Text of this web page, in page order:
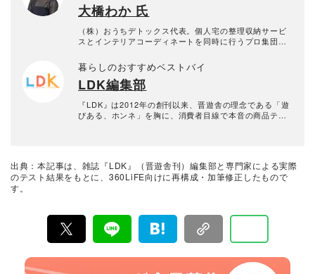
大橋わか 氏
（株）おうちデトックス代表。個人宅の整理収納サービ
スとインテリアコーディネートを同時に行うプロ集団。
者。年間約1000回以上のお片づけに悩む個人宅の整理収
納サービス実績あり。
暮らしのおすすめベストバイ
LDK編集部
『LDK』は2012年の創刊以来、晋遊舎の理念である「遊
びある、ホンネ」を胸に、消費者目線で本音の商品テス
て見つけた「本当に良いもの」と「お役立ち情報」を厳
選してあなたにお届け。編集長・高橋咲彩を中心に、11
出典：本記事は、雑誌『LDK』（晋遊舎刊）編集部と専門家による実際
のテスト結果をもとに、360LiFE向けに再構成・加筆修正したもので
す。